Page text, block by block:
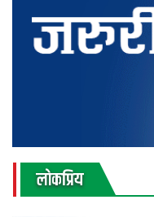
लाेकप्रिय